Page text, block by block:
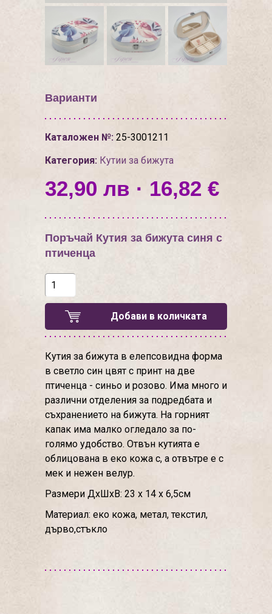
Варианти
Каталожен №: 25-3001211
Категория: Кутии за бижута
32,90 лв · 16,82 €
Поръчай Кутия за бижута синя с
птиченца
Добави в количката
Кутия за бижута в елепсовидна форма
в светло син цвят с принт на две
птиченца - синьо и розово. Има много и
различни отделения за подредбата и
съхранението на бижута. На горният
капак има малко огледало за по-
голямо удобство. Отвън кутията е
облицована в еко кожа с, а отвътре е с
мек и нежен велур.
Размери ДхШхВ: 23 х 14 х 6,5см
Материал: еко кожа, метал, текстил,
дърво,стъкло